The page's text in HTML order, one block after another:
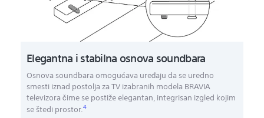
Elegantna i stabilna osnova soundbara
Osnova soundbara omogućava uređaju da se uredno
smesti iznad postolja za TV izabranih modela BRAVIA
televizora čime se postiže elegantan, integrisan izgled kojim
se štedi prostor.4